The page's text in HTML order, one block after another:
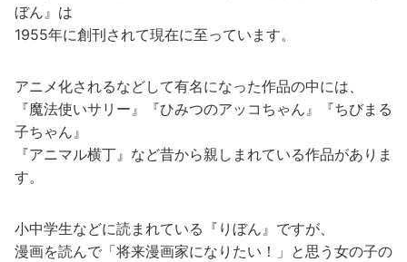
ぼん』は
1955年に創刊されて現在に至っています。
アニメ化されるなどして有名になった作品の中には、
『魔法使いサリー』『ひみつのアッコちゃん』『ちびまる
子ちゃん』
『アニマル横丁』など昔から親しまれている作品がありま
す。
小中学生などに読まれている『りぼん』ですが、
漫画を読んで「将来漫画家になりたい！」と思う女の子の